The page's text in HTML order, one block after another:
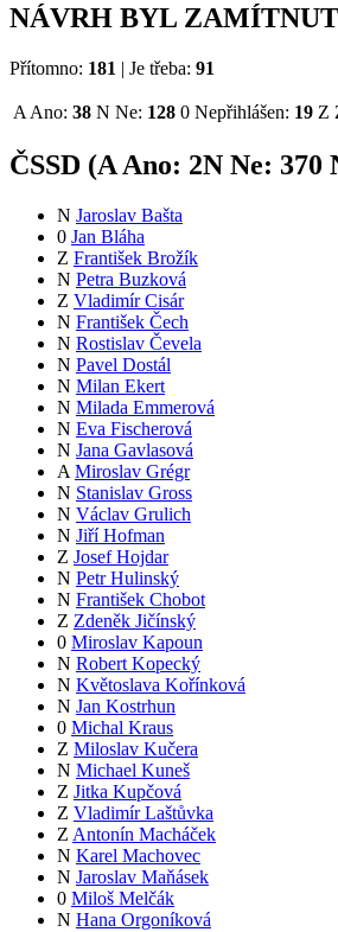
NÁVRH BYL ZAMÍTNUT
Přítomno: 181 | Je třeba: 91
A Ano: 38 N Ne: 128 0 Nepřihlášen: 19 Z
ČSSD (AAno: 2N Ne: 370
N Jaroslav Bašta
0 Jan Bláha
Z František Brožík
N Petra Buzková
Z Vladimír Cisár
N František Čech
N Rostislav Čevela
N Pavel Dostál
N Milan Ekert
N Milada Emmerová
N Eva Fischerová
N Jana Gavlasová
A Miroslav Grégr
N Stanislav Gross
N Václav Grulich
N Jiří Hofman
Z Josef Hojdar
N Petr Hulinský
N František Chobot
Z Zdeněk Jičínský
0 Miroslav Kapoun
N Robert Kopecký
N Květoslava Kořínková
N Jan Kostrhun
0 Michal Kraus
Z Miloslav Kučera
N Michael Kuneš
Z Jitka Kupčová
Z Vladimír Laštůvka
Z Antonín Macháček
N Karel Machovec
N Jaroslav Maňásek
0 Miloš Melčák
N Hana Orgoníková